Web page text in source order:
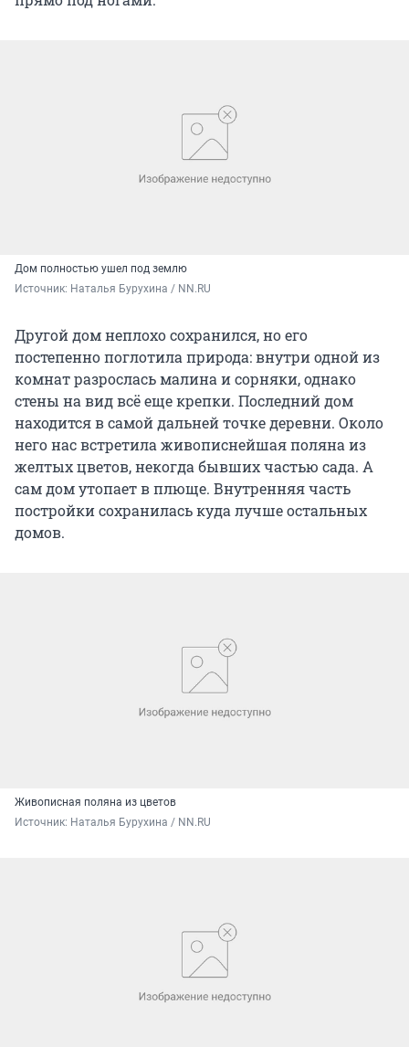
Дом полностью ушел под землю
Источник: Наталья Бурухина / NN.RU
Другой дом неплохо сохранился, но его
постепенно поглотила природа: внутри одной из
комнат разрослась малина и сорняки, однако
стены на вид всё еще крепки. Последний дом
находится в самой дальней точке деревни. Около
него нас встретила живописнейшая поляна из
желтых цветов, некогда бывших частью сада. А
сам дом утопает в плюще. Внутренняя часть
постройки сохранилась куда лучше остальных
домов.
Живописная поляна из цветов
Источник: Наталья Бурухина / NN.RU